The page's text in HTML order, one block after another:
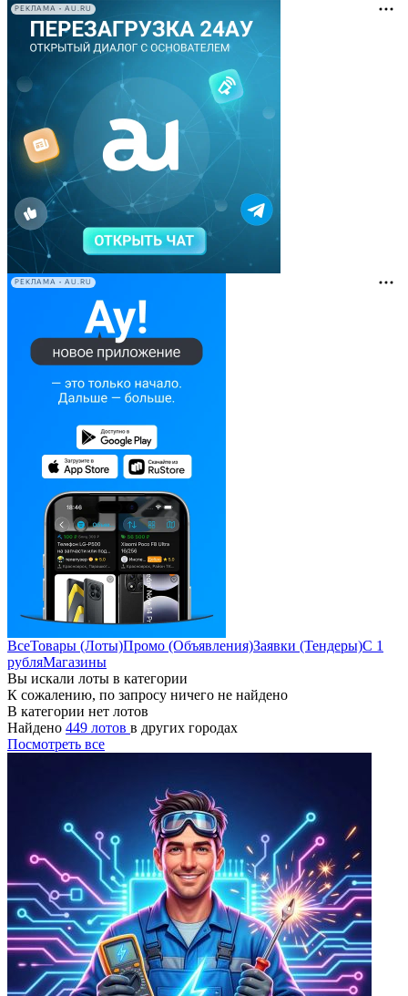
РЕКЛАМА • AU.RU
РЕКЛАМА • AU.RU
ВсеТовары (Лоты)Промо (Объявления)Заявки (Тендеры)С 1
рубляМагазины
Вы искали лоты в категории
К сожалению, по запросу ничего не найдено
В категории нет лотов
Найдено 449 лотов в других городах
Посмотреть все